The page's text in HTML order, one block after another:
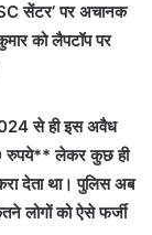
सेंटर’ पर अचानक
को लैपटॉप पर
से ही इस अवैध
रुपये** लेकर कुछ ही
देता था। पुलिस अब
लोगों को ऐसे फर्जी